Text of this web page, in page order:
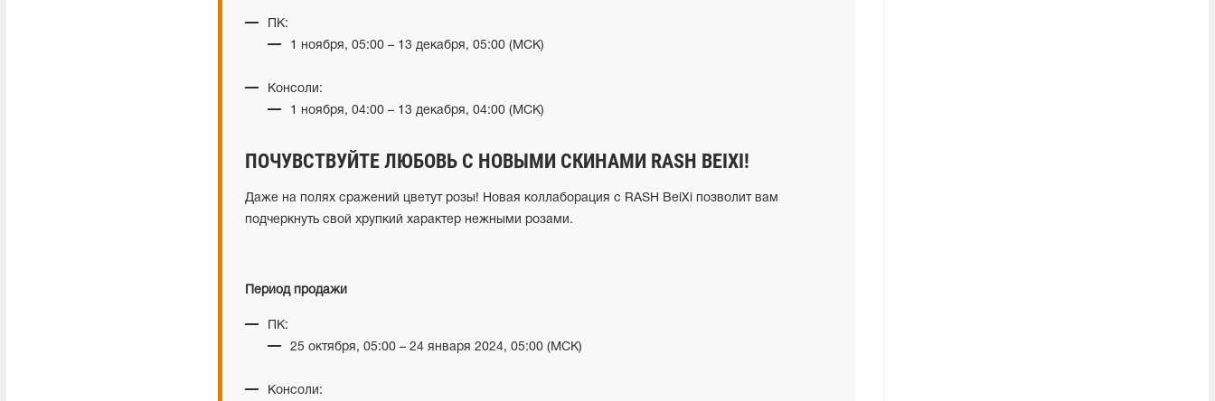
ПК:
1 ноября, 05:00 – 13 декабря, 05:00 (МСК)
Консоли:
1 ноября, 04:00 – 13 декабря, 04:00 (МСК)
ПОЧУВСТВУЙТЕ ЛЮБОВЬ С НОВЫМИ СКИНАМИ RASH BEIXI!
Даже на полях сражений цветут розы! Новая коллаборация с RASH BeiXi позволит вам
подчеркнуть свой хрупкий характер нежными розами.
Период продажи
ПК:
25 октября, 05:00 – 24 января 2024, 05:00 (МСК)
Консоли: